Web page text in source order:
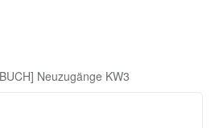
Neuzugänge KW3